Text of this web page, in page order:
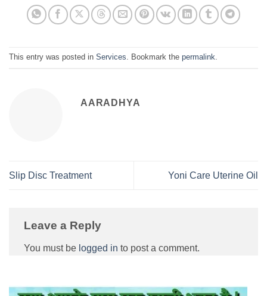
This entry was posted in Services . Bookmark the permalink
AARADHYA
Slip Disc Treatment Yoni Care Uterine Oil
Leave a Reply
You must be logged in to post a comment.